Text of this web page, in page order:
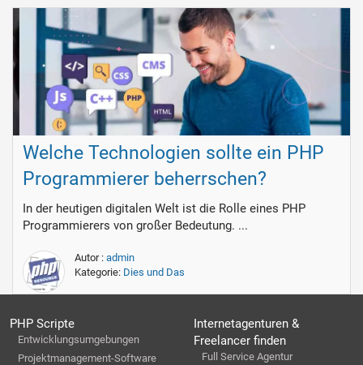
Welche Technologien sollte ein PHP
Programmierer beherrschen?
In der heutigen digitalen Welt ist die Rolle eines PHP
Programmierers von großer Bedeutung. ...
Autor : admin
Kategorie: Dies und Das
PHP Scripte
Entwicklungsumgebungen
Projektmanagement-Software
Internetagenturen &
Freelancer finden
Full Service Agentur